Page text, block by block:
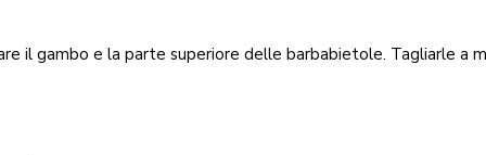
il gambo e la parte superiore delle barbabietole. Tagliarle a